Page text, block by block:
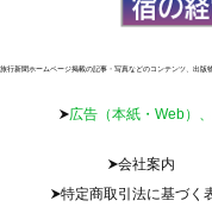
旅行新聞ホームページ掲載の記事・写真などのコンテンツ、出版
広告（本紙・Web）
会社案内
特定商取引法に基づく